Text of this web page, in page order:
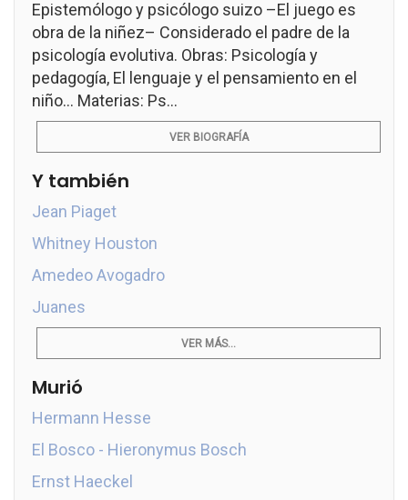
Epistemólogo y psicólogo suizo –El juego es
obra de la niñez– Considerado el padre de la
psicología evolutiva. Obras: Psicología y
pedagogía, El lenguaje y el pensamiento en el
niño... Materias: Ps...
VER BIOGRAFÍA
Y también
Jean Piaget
Whitney Houston
Amedeo Avogadro
Juanes
VER MÁS...
Murió
Hermann Hesse
El Bosco - Hieronymus Bosch
Ernst Haeckel